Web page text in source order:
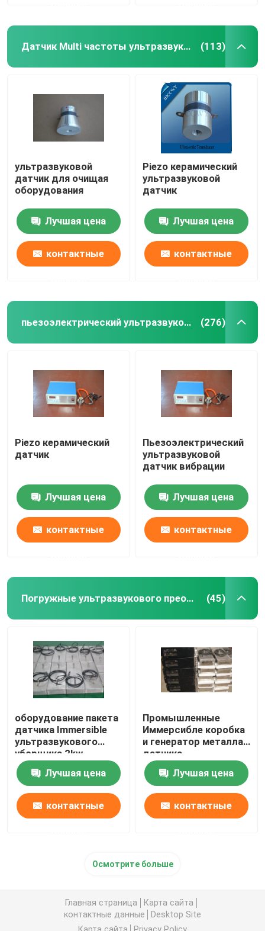
Датчик Multi частоты ультразвуковой (113)
ультразвуковой
датчик для очищая
оборудования
Лучшая цена
контактные
Piezo керамический
ультразвуковой
датчик
Лучшая цена
контактные
пьезоэлектрический ультразвуковой датчик (276)
Piezo керамический
датчик
Лучшая цена
контактные
Пьезоэлектрический
ультразвуковой
датчик вибрации
Лучшая цена
контактные
Погружные ультразвукового преобразователя (45)
оборудование пакета
датчика Immersible
ультразвукового
уборщика 2kw
пьезоэлектрическое
Лучшая цена
контактные
Промышленные
Иммерсибле коробка
и генератор металла
датчика
ультразвуковой
чисткиЛучшая цена
контактные
Осмотрите больше
Главная страница
Карта сайта
контактные данные
Desktop Site
Карта сайта
Privacy Policy